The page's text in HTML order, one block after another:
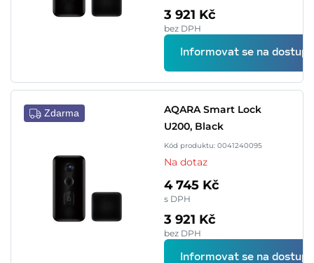
3 921 Kč
bez DPH
Informovat se na
Zdarma
AQARA Smart Lock
U200, Black
Kód produktu: 0041240095
Na dotaz
4 745 Kč
s DPH
3 921 Kč
bez DPH
Informovat se na